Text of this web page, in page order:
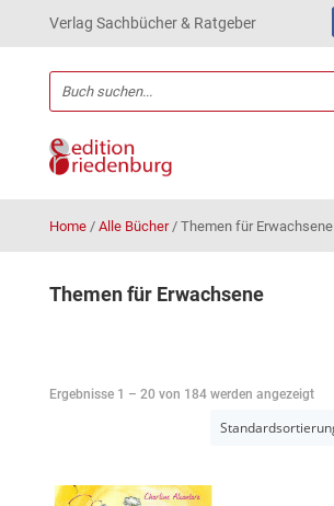
Verlag Sachbücher & Ratgeber
Home/ Alle Bücher/ Themen für Erwachsene
Themen für Erwachsene
Ergebnisse 1 – 20 von 184 werden angezeigt